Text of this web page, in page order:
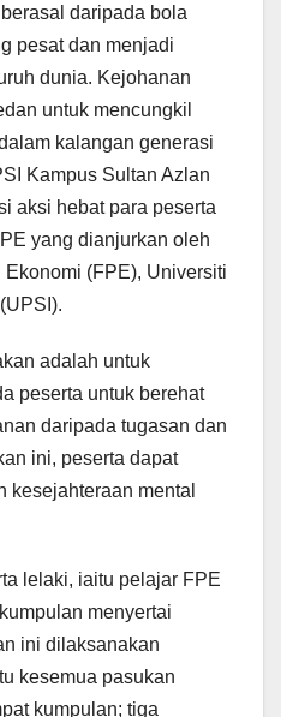
daripada bola
pesat dan menjadi
dunia. Kejohanan
untuk mencungkil
kalangan generasi
Kampus Sultan Azlan
aksi hebat para peserta
yang dianjurkan oleh
(FPE), Universiti
adalah untuk
peserta untuk berehat
daripada tugasan dan
ini, peserta dapat
kesejahteraan mental
lelaki, iaitu pelajar FPE
menyertai
ini dilaksanakan
kesemua pasukan
kumpulan; tiga